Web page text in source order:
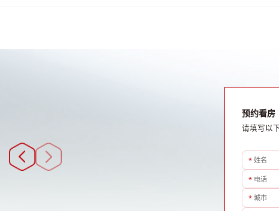
预约看房
请填写以
* 姓名
* 电话
* 城市